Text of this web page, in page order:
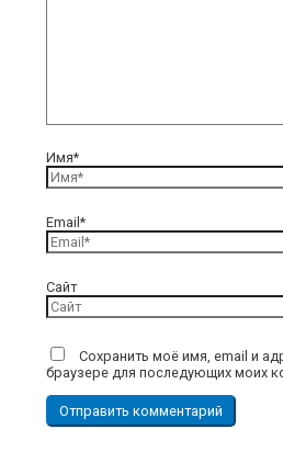
Имя*
Email*
Сайт
Сохранить моё имя, email и
браузере для последующих моих